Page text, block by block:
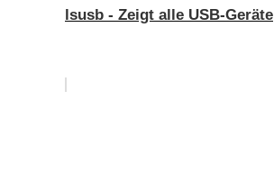
lsusb - Zeigt alle USB-Geräte